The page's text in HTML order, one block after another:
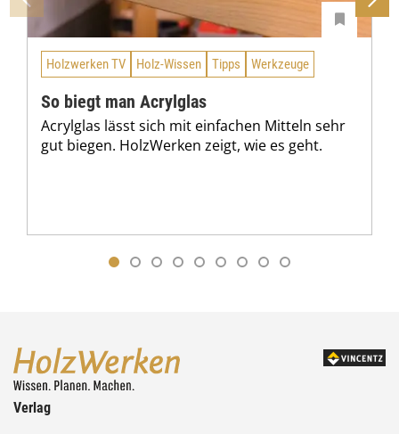
Holzwerken TV Holz-Wissen Tipps Werkzeuge
So biegt man Acrylglas
Acrylglas lässt sich mit einfachen Mitteln sehr
gut biegen. HolzWerken zeigt, wie es geht.
Verlag